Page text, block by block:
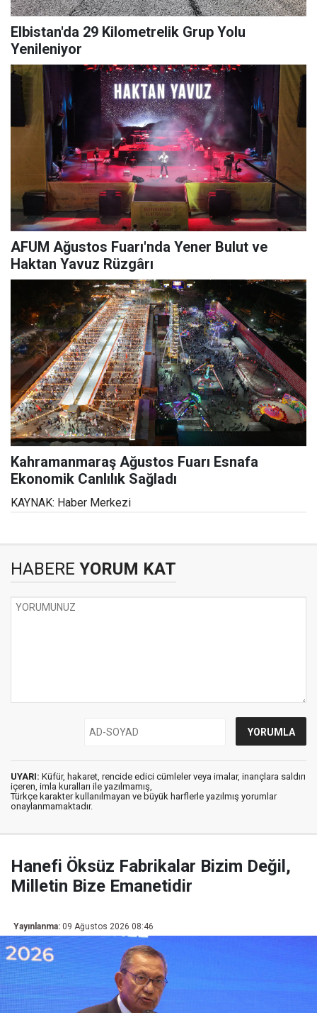
Elbistan'da 29 Kilometrelik Grup Yolu
Yenileniyor
AFUM Ağustos Fuarı'nda Yener Bulut ve
Haktan Yavuz Rüzgârı
Kahramanmaraş Ağustos Fuarı Esnafa
Ekonomik Canlılık Sağladı
KAYNAK: Haber Merkezi
HABERE YORUM KAT
UYARI: Küfür, hakaret, rencide edici cümleler veya imalar, inançlara saldırı
içeren, imla kuralları ile yazılmamış,
Türkçe karakter kullanılmayan ve büyük harflerle yazılmış yorumlar
onaylanmamaktadır.
Hanefi Öksüz Fabrikalar Bizim Değil,
Milletin Bize Emanetidir
Yayınlanma: 09 Ağustos 2026 08:46